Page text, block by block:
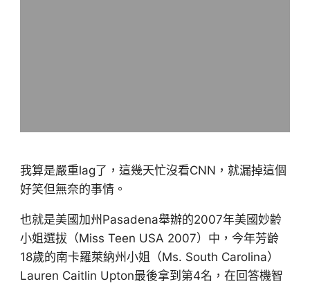
我算是嚴重lag了，這幾天忙沒看CNN，就漏掉這個
好笑但無奈的事情。
也就是美國加州Pasadena舉辦的2007年美國妙齡
小姐選拔（Miss Teen USA 2007）中，今年芳齡
18歲的南卡羅萊納州小姐（Ms. South Carolina）
Lauren Caitlin Upton最後拿到第4名，在回答機智